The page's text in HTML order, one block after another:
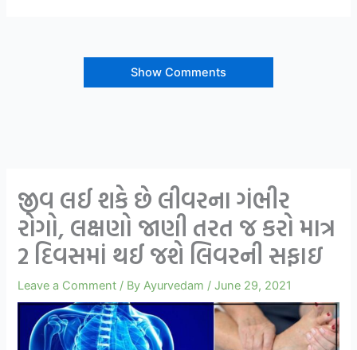
Show Comments
જીવ લઈ શકે છે લીવરના ગંભીર
રોગો, લક્ષણો જાણી તરત જ કરો માત્ર
2 દિવસમાં થઈ જશે લિવરની સફાઇ
Leave a Comment / ByAyurvedam /June 29, 2021